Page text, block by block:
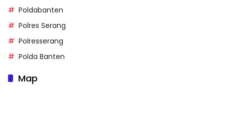
Poldabanten
Polres Serang
Polresserang
Polda Banten
Map